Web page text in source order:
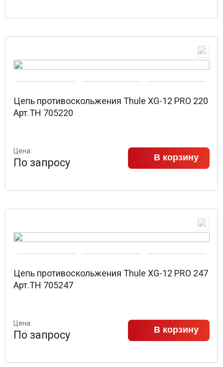
Цепь противоскольжения Thule XG-12 PRO 220
Арт.TH 705220
Цена:
По запросу В корзину
Цепь противоскольжения Thule XG-12 PRO 247
Арт.TH 705247
Цена:
По запросу В корзину